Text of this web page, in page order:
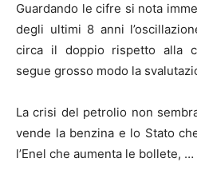
Guardando le cifre si nota
degli ultimi 8 anni
circa il doppio rispetto alla
segue grosso modo la
La crisi del petrolio non
vende la benzina e lo Stato
l’Enel che aumenta le bollete,